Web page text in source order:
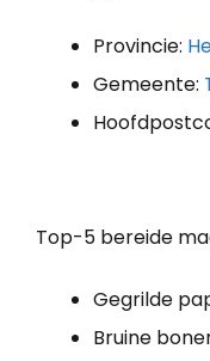
Provincie:
Gemeente:
Top-5 bereide
Gegrilde
Bruine